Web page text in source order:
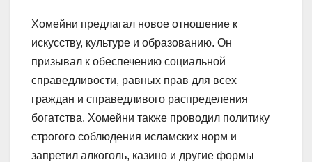
Хомейни предлагал новое отношение к
искусству, культуре и образованию. Он
призывал к обеспечению социальной
справедливости, равных прав для всех
граждан и справедливого распределения
богатства. Хомейни также проводил политику
строгого соблюдения исламских норм и
запретил алкоголь, казино и другие формы